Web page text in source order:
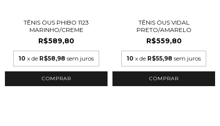
TÊNIS ÖUS PHIBO 1123
MARINHO/CREME
R$589,80
10 x de R$58,98 sem juros
COMPRAR
TÊNIS ÖUS VIDAL
PRETO/AMARELO
R$559,80
10 x de R$55,98 sem juros
COMPRAR